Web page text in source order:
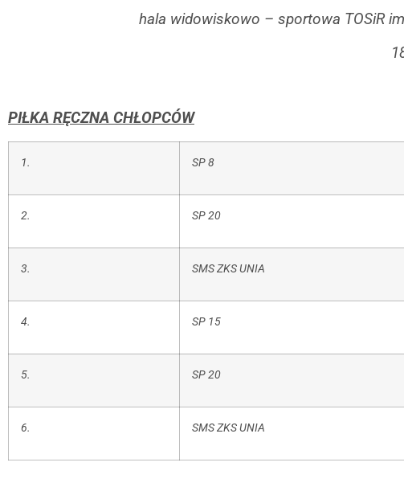
hala widowiskowo – sportowa TOSiR
PIŁKA RĘCZNA CHŁOPCÓW
1. SP 8
2. SP 20
3. SMS ZKS UNIA
4. SP 15
5. SP 20
6. SMS ZKS UNIA